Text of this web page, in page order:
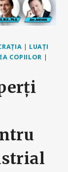
| LUAȚI
COPIILOR |